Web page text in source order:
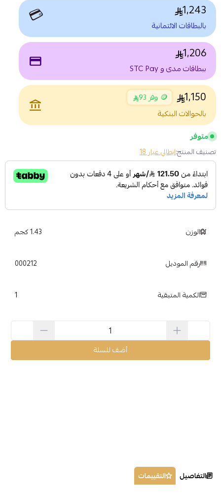
1,243
بالبطاقات الائتمانية 💳
1,206
ببطاقات مدى و STC Pay payment
1,150 🪙 وفر 93
بالحوالات البنكية
account_balance
متوفر
تصنيف المنتج:ايطالي عيار 18
الوزن 1.43 كجم
رقم الموديل 000212
الكمية المتبقية 1
أضف للسلة
التفاصيل التقييمات